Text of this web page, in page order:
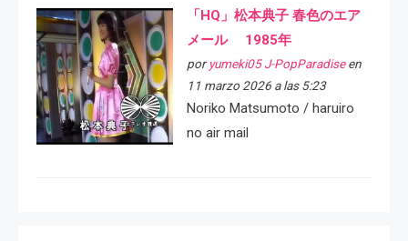
「HQ」松本典子 春色のエア
メール 1985年
por yumeki05 J-PopParadiseen
11 marzo 2026 a las 5:23
Noriko Matsumoto / haruiro
no air mail